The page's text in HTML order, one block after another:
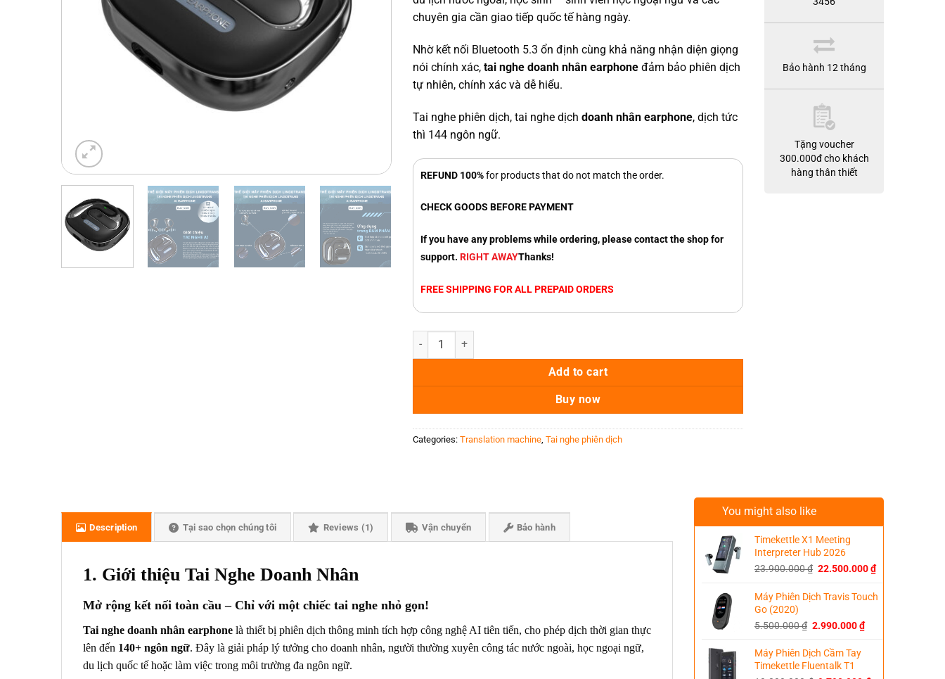
chuyên gia cần giao tiếp quốc tế hàng ngày.
Nhờ kết nối Bluetooth 5.3 ổn định cùng khả năng nhận diện giọng
nói chính xác, tai nghe doanh nhân earphone đảm bảo phiên dịch
tự nhiên, chính xác và dễ hiểu.
Tai nghe phiên dịch, tai nghe dịch doanh nhân earphone, dịch tức
thì 144 ngôn ngữ.
REFUND 100%for products that do not match the order.
CHECK GOODS BEFORE PAYMENT
If you have any problems while ordering, please contact the shop for
support. RIGHT AWAYThanks!
FREE SHIPPING FOR ALL PREPAID ORDERS
Tai Nghe Doanh Nhân Earphone quantity
Add to cart
Buy now
Categories: Translation machine Tai nghe phiên dịch
Bảo hành 12 tháng
Tặng voucher
300.000đ cho khách
hàng thân thiết
Description Tại sao chọn chúng tôi Reviews (1) Vận chuyển Bảo hành
1. Giới thiệu Tai Nghe Doanh Nhân
Mở rộng kết nối toàn cầu – Chỉ với một chiếc tai nghe nhỏ gọn!
Tai nghe doanh nhân earphone là thiết bị phiên dịch thông minh tích hợp công nghệ AI tiên tiến, cho phép dịch thời gian thực
lên đến 140+ ngôn ngữ. Đây là giải pháp lý tưởng cho doanh nhân, người thường xuyên công tác nước ngoài, học ngoại ngữ,
du lịch quốc tế hoặc làm việc trong môi trường đa ngôn ngữ.
You might also like
Timekettle X1 Meeting
Interpreter Hub 2026
23.900.000₫ Original
was:
22.500.000₫Current
is:
Máy Phiên Dịch Travis Touch
Go (2020)
5.500.000₫ Original
was:
5.500.000 ₫.
2.990.000₫Current
Máy Phiên Dịch Cầm Tay
Timekettle Fluentalk T1